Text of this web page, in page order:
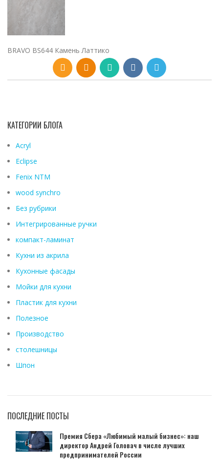
BRAVO BS644 Камень Латтико
КАТЕГОРИИ БЛОГА
Acryl
Eclipse
Fenix ​​NTM
wood synchro
Без рубрики
Интегрированные ручки
компакт-ламинат
Кухни из акрила
Кухонные фасады
Мойки для кухни
Пластик для кухни
Полезное
Производство
столешницы
Шпон
ПОСЛЕДНИЕ ПОСТЫ
Премия Сбера «Любимый малый бизнес»: наш
директор Андрей Головач в числе лучших
предпринимателей России